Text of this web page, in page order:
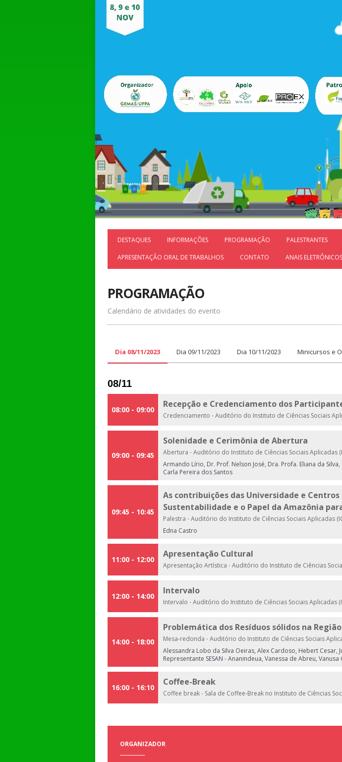
DESTAQUES INFORMAÇÕES PROGRAMAÇÃO PALESTRANTES
APRESENTAÇÃO ORAL DE TRABALHOS CONTATO ANAIS ELETRÔNICOS
PROGRAMAÇÃO
Calendário de atividades do evento
Dia 08/11/2023 Dia 09/11/2023 Dia 10/11/2023 Minicursos e
08/11
08:00 - 09:00
Recepção e Credenciamento dos
Credenciamento · Auditório do Instituto de Ciências Sociais
09:00 - 09:45
Solenidade e Cerimônia de Abertura
Abertura · Auditório do Instituto de Ciências Sociais Aplicadas
Armando Lírio, Dr. Prof. Nelson José, Dra. Profa. Eliana da
Carla Pereira dos Santos
09:45 - 10:45
As contribuições das Universidade e
Sustentabilidade e o Papel da Amazônia
Palestra · Auditório do Instituto de Ciências Sociais Aplicadas
Edna Castro
11:00 - 12:00
Apresentação Cultural
Apresentação Artística · Auditório do Instituto de Ciências
12:00 - 14:00
Intervalo
Intervalo · Auditório do Instituto de Ciências Sociais Aplicadas
14:00 - 18:00
Problemática dos Resíduos sólidos na
Mesa-redonda · Auditório do Instituto de Ciências Sociais
Alessandra Lobo da Silva Oeiras, Alex Cardoso, Hebert Cesar,
Representante SESAN - Ananindeua, Vanessa de Abreu,
16:00 - 16:10
Coffee-Break
Coffee break · Sala de Coffee-Break no Instituto de Ciências
ORGANIZADOR